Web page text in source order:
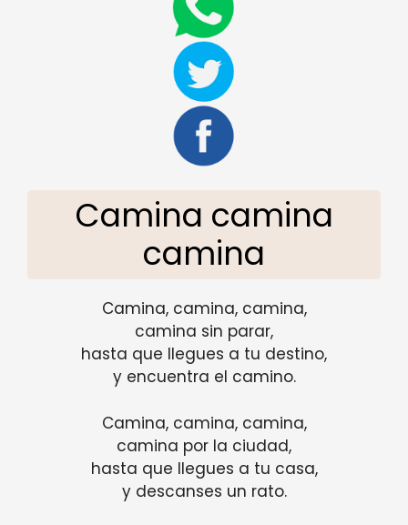
Camina camina
camina
Camina, camina, camina,
camina sin parar,
hasta que llegues a tu destino,
y encuentra el camino.
Camina, camina, camina,
camina por la ciudad,
hasta que llegues a tu casa,
y descanses un rato.